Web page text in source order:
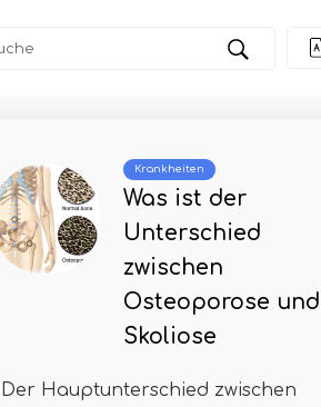
Krankheiten
Was ist der
Unterschied
zwischen
Osteoporose und
Skoliose
Der Hauptunterschied zwischen